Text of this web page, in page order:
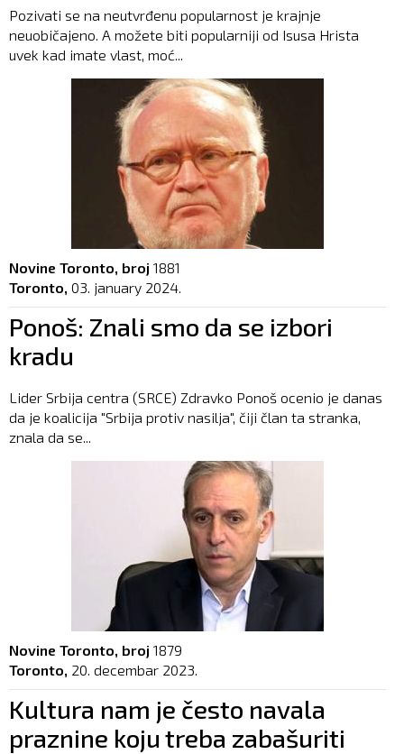
Pozivati se na neutvrđenu popularnost je krajnje
neuobičajeno. A možete biti popularniji od Isusa Hrista
uvek kad imate vlast, moć...
Novine Toronto, broj 1881
Toronto, 03. january 2024.
Ponoš: Znali smo da se izbori
kradu
Lider Srbija centra (SRCE) Zdravko Ponoš ocenio je danas
da je koalicija "Srbija protiv nasilja", čiji član ta stranka,
znala da se...
Novine Toronto, broj 1879
Toronto, 20. decembar 2023.
Kultura nam je često navala
praznine koju treba zabašuriti